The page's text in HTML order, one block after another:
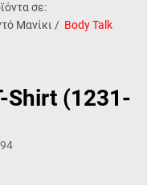
σε:
Μανίκι / Body Talk
Shirt (1231-